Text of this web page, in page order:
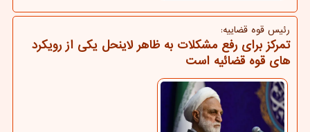
رئیس قوه قضاییه:
تمرکز برای رفع مشکلات به ظاهر لاینحل یکی از رویکرد
های قوه قضائیه است